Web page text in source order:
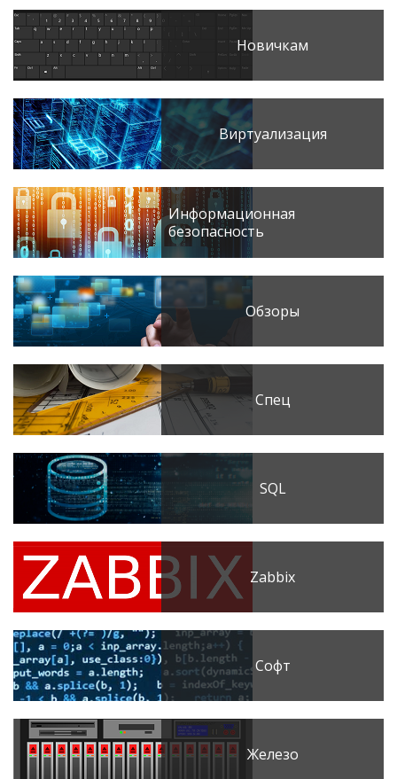
Новичкам
Виртуализация
Информационная
безопасность
Обзоры
Спец
SQL
Zabbix
Софт
Железо